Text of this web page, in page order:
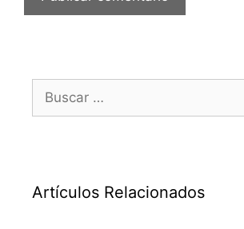
Buscar:
Artículos Relacionados